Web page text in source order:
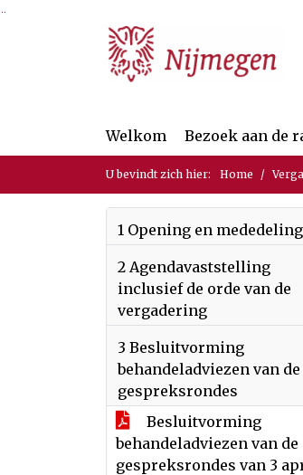
Ga naar de inhoud van deze pagina
Ga naar het zoeken
Ga naar het menu
Welkom Bezoek aan de
U bevindt zich hier: Home
1 Opening en
2 Agendavaststelling
inclusief de orde van de
vergadering
3 Besluitvorming
behandeladviezen van de
gespreksrondes
Besluitvorming
behandeladviezen van de
gespreksrondes van 3